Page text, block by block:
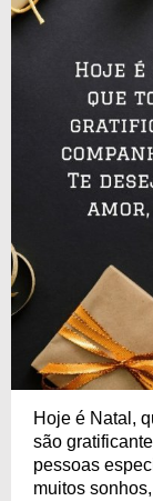
Hoje é Natal,
são
pessoas
muitos